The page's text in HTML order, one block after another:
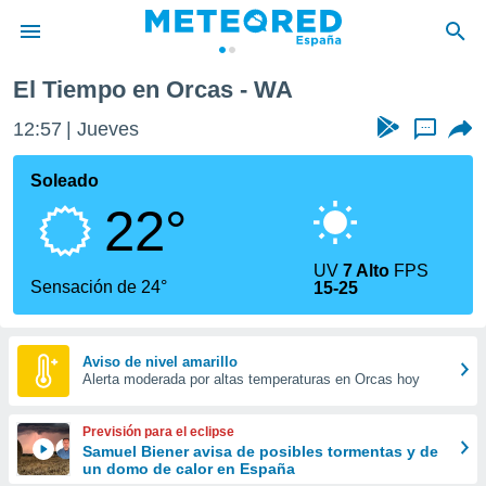
de
por
que se
calidad.
a este
las
y
forma
digital
basada
El Tiempo en Orcas - WA
12:57 Jueves ...
Soleado
22°
Sensación de 24°
UV7 Alto FPS
15-25
Aviso de nivel amarillo
Alerta moderada por altas temperaturas en Orcas hoy
Previsión para el eclipse
Samuel Biener avisa de posibles tormentas y de
un domo de calor en España